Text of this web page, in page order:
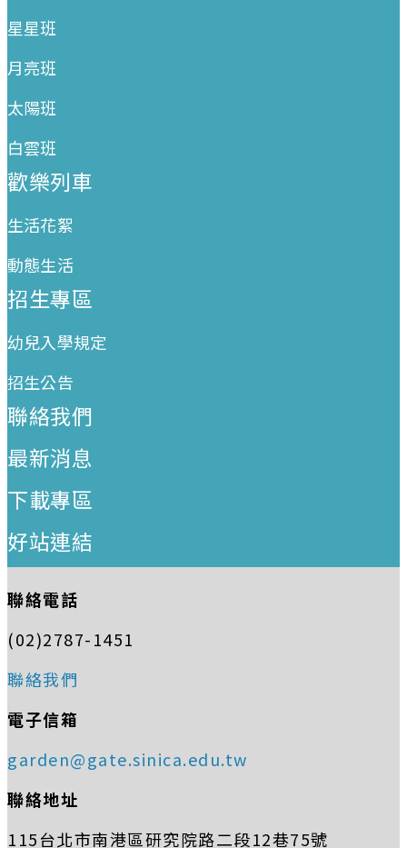
星星班
月亮班
太陽班
白雲班
歡樂列車
生活花絮
動態生活
招生專區
幼兒入學規定
招生公告
聯絡我們
最新消息
下載專區
好站連結
聯絡電話
(02)2787-1451
聯絡我們
電子信箱
garden@gate.sinica.edu.tw
聯絡地址
115台北市南港區研究院路二段12巷75號